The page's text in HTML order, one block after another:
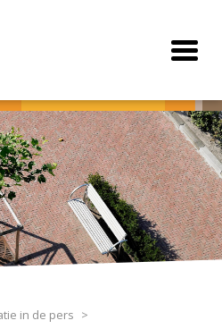
in de pers